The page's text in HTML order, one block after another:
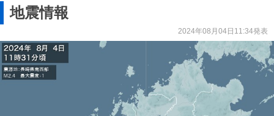
地震情報
2024年08月04日11:34発表